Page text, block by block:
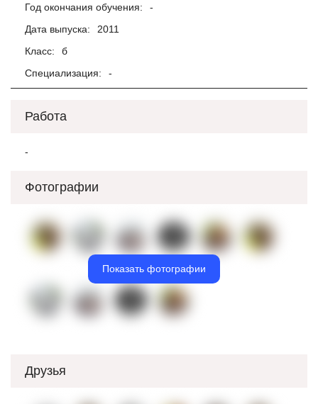
Год окончания обучения:
-
Дата выпуска:
2011
Класс:
б
Специализация:
-
Работа
-
Фотографии
Показать фотографии
Друзья